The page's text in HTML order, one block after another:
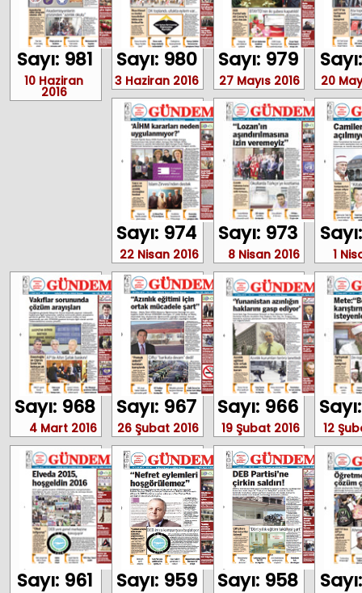
Sayı: 981
10 Haziran
2016
Sayı: 980
3 Haziran 2016
Sayı: 979
27 Mayıs 2016 20
Sayı: 974
22 Nisan 2016
Sayı: 973
8 Nisan 2016 1
Sayı: 968
4 Mart 2016
Sayı: 967
26 Şubat 2016
Sayı: 966
19 Şubat 2016 12
Sayı: 961 Sayı: 959 Sayı: 958